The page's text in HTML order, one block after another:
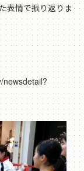
表情で振り返りま